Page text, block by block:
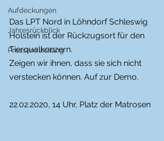
Aufdeckungen
Jahresrückblick
Pressemitteilung
Das LPT Nord in Löhndorf Schleswig
Holstein ist der Rückzugsort für den
Tierqualkonzern.
Zeigen wir ihnen, dass sie sich nicht
verstecken können. Auf zur Demo.
22.02.2020, 14 Uhr, Platz der Matrosen